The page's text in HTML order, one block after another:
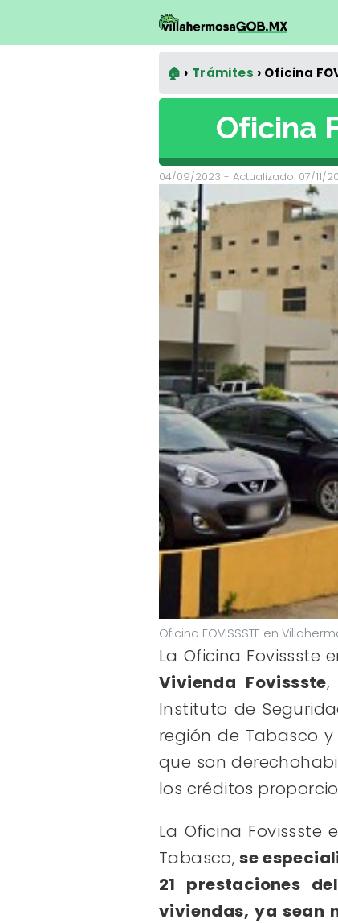
🏠 Trámites Oficina
Oficina
04/09/2023 - Actualizado: 07/11/
Oficina FOVISSSTE en
La Oficina Fovissste
Vivienda Fovissste,
Instituto de
región de Tabasco
que son
los créditos
La Oficina Fovissste
Tabasco,se
21 prestaciones del
viviendas, ya sean